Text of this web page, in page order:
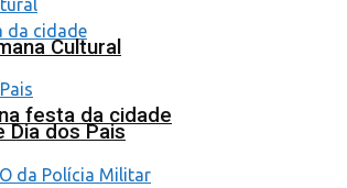
festa da cidade
Cultural
dos Pais